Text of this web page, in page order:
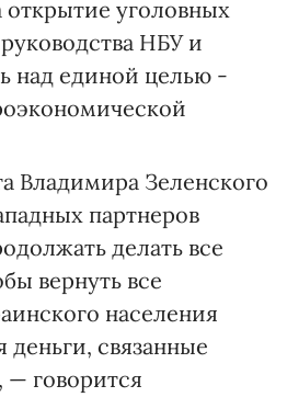
открытие уголовных
НБУ и
над единой целью -
Владимира Зеленского
партнеров
делать все
вернуть все
населения
деньги, связанные
— говорится